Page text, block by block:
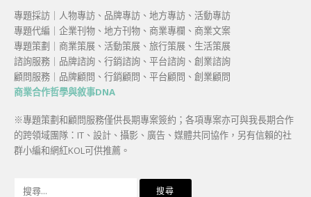
專題採訪｜人物專訪、品牌專訪、地方專訪、活動專訪
專題代編｜企業刊物、地方刊物、商業專欄、商業文案
專題策劃｜商業策展、活動策展、旅行策展、生活策展
諮詢服務｜品牌諮詢、行銷諮詢、平台諮詢、創業諮詢
顧問服務｜品牌顧問、行銷顧問、平台顧問、創業顧問
商業合作哲學與敘事DNA
※專題策劃和顧問服務僅供長期專案簽約；各項專案亦可與我長期合作
的跨領域團隊：IT、設計、攝影、廣告、媒體共同協作，另有信賴的社
群小編和網紅KOL可供推薦。